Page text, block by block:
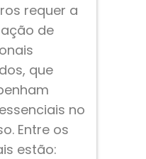
requer a
de
que
no
Entre os
estão: